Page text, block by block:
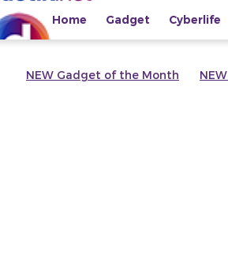
Home Gadget Cyberlife
NEW Gadget of the Month NEW